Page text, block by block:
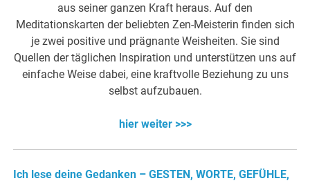
aus seiner ganzen Kraft heraus. Auf den
Meditationskarten der beliebten Zen-Meisterin finden sich
je zwei positive und prägnante Weisheiten. Sie sind
Quellen der täglichen Inspiration und unterstützen uns auf
einfache Weise dabei, eine kraftvolle Beziehung zu uns
selbst aufzubauen.
hier weiter >>>
Ich lese deine Gedanken – GESTEN, WORTE, GEFÜHLE,